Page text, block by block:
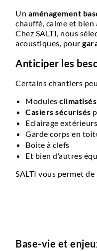
Un aménagement
chauffé, calme et
Chez SALTI, nous
acoustiques, pour
Anticiper les
Certains chantiers
Modules climatisés
Casiers sécurisés
Eclairage extérieurs
Garde corps en
Boite à clefs
Et bien d’autres
SALTI vous permet
Base-vie et